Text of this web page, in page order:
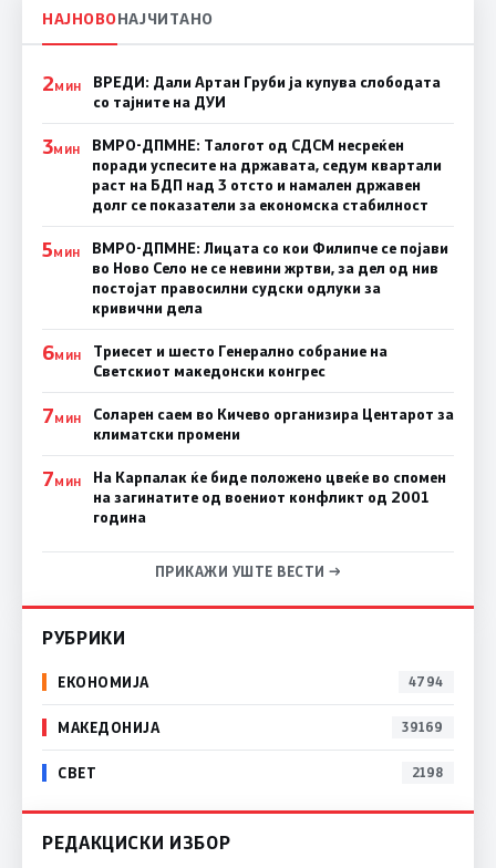
НАЈНОВОНАЈЧИТАНО
2МИН
ВРЕДИ: Дали Артан Груби ја купува слободата
со тајните на ДУИ
3МИН
ВМРО-ДПМНЕ: Талогот од СДСМ несреќен
поради успесите на државата, седум квартали
раст на БДП над 3 отсто и намален државен
долг се показатели за економска стабилност
5МИН
ВМРО-ДПМНЕ: Лицата со кои Филипче се појави
во Ново Село не се невини жртви, за дел од нив
постојат правосилни судски одлуки за
кривични дела
6МИН
Триесет и шесто Генерално собрание на
Светскиот македонски конгрес
7МИН
Соларен саем во Кичево организира Центарот за
климатски промени
7МИН
На Карпалак ќе биде положено цвеќе во спомен
на загинатите од воениот конфликт од 2001
година
ПРИКАЖИ УШТЕ ВЕСТИ →
РУБРИКИ
ЕКОНОМИЈА 4794
МАКЕДОНИЈА 39169
СВЕТ 2198
РЕДАКЦИСКИ ИЗБОР